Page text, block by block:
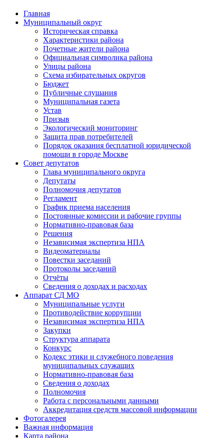
Главная
Муниципальный округ
Историческая справка
Характеристики района
Почетные жители района
Официальная символика района
Улицы района
Схема избирательных округов
Бюджет
Публичные слушания
Муниципальная газета
Устав
Призыв
Экологический мониторинг
Защита прав потребителей
Порядок оказания бесплатной юридической
помощи в городе Москве
Совет депутатов
Глава муниципального округа
Депутаты
Полномочия депутатов
Регламент
График приема населения
Постоянные комиссии и рабочие группы
Нормативно-правовая база
Решения
Независимая экспертиза НПА
Видеоматериалы
Повестки заседаний
Протоколы заседаний
Отчёты
Сведения о доходах и расходах
Аппарат СД МО
Муниципальные услуги
Противодействие коррупции
Независимая экспертиза НПА
Закупки
Структура аппарата
Конкурс
Кодекс этики и служебного поведения
муниципальных служащих
Нормативно-правовая база
Сведения о доходах
Полномочия
Работа с персональными данными
Аккредитация средств массовой информации
Фотогалерея
Важная информация
Карта района